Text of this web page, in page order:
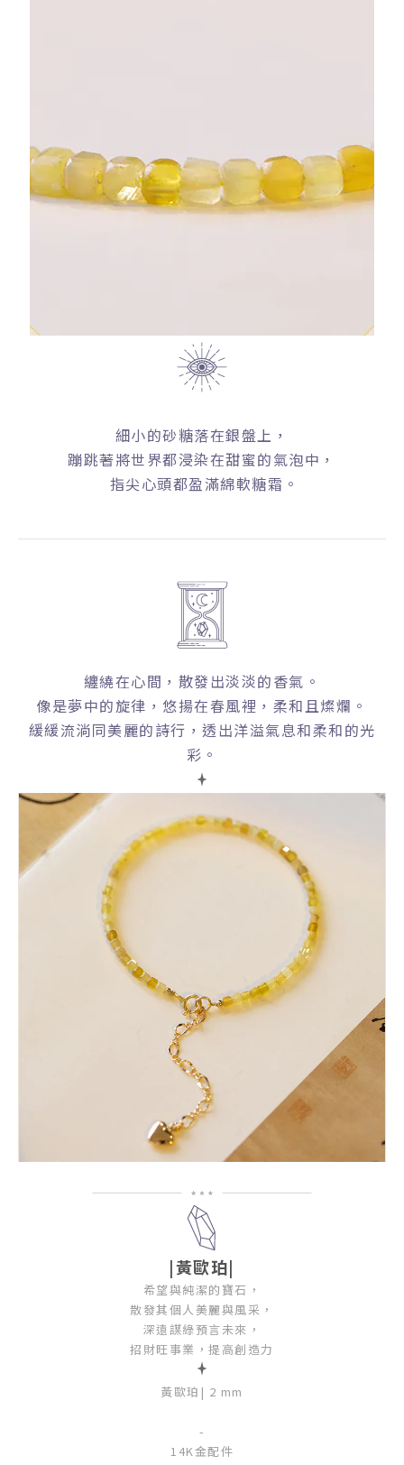
細小的砂糖落在銀盤上，
蹦跳著將世界都浸染在甜蜜的氣泡中，
指尖心頭都盈滿綿軟糖霜。
纏繞在心間，散發出淡淡的香氣。
像是夢中的旋律，悠揚在春風裡，柔和且燦爛。
緩緩流淌同美麗的詩行，透出洋溢氣息和柔和的光
彩。
|黃歐珀|
希望與純潔的寶石，
散發其個人美麗與風采，
深遠謀綠預言未來，
招財旺事業，提高創造力
黃歐珀| 2 mm
-
14K金配件